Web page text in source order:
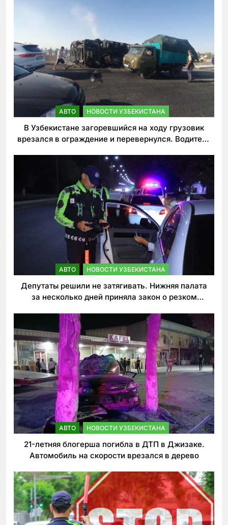
АВТО НОВОСТИ УЗБЕКИСТАНА
В Узбекистане загоревшийся на ходу грузовик
врезался в ограждение и перевернулся. Водитель
АВТО НОВОСТИ УЗБЕКИСТАНА
Депутаты решили не затягивать. Нижняя палата
за несколько дней приняла закон о резком
АВТО НОВОСТИ УЗБЕКИСТАНА
21-летняя блогерша погибла в ДТП в Джизаке.
Автомобиль на скорости врезался в дерево